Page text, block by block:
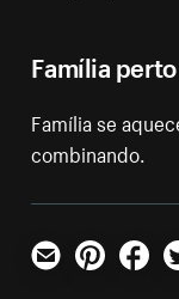
Família
Família se
combinando.
E-mailPinterest